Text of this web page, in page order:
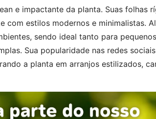
e impactante da planta. Suas folhas
com estilos modernos e minimalistas.
sendo ideal tanto para
Sua popularidade nas redes
a planta em arranjos estilizados,